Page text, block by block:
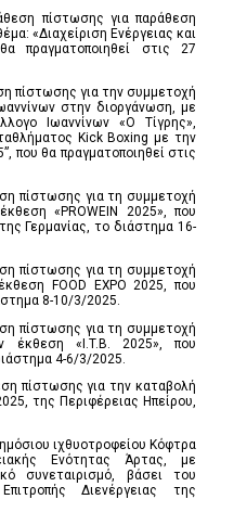
πίστωσης για παράθεση
«Διαχείριση Ενέργειας και
πραγματοποιηθεί στις 27
πίστωσης για την συμμετοχή
στην διοργάνωση, με
Ιωαννίνων «Ο Τίγρης»,
Kick Boxing με την
που θα πραγματοποιηθεί στις
πίστωσης για τη συμμετοχή
«PROWEIN 2025», που
Γερμανίας, το διάστημα 16-
πίστωσης για τη συμμετοχή
FOOD EXPO 2025, που
8-10/3/2025.
πίστωσης για τη συμμετοχή
έκθεση «I.T.B. 2025», που
4-6/3/2025.
πίστωσης για την καταβολή
της Περιφέρειας Ηπείρου,
ιχθυοτροφείου Κόφτρα
Ενότητας Άρτας, με
συνεταιρισμό, βάσει του
Διενέργειας της